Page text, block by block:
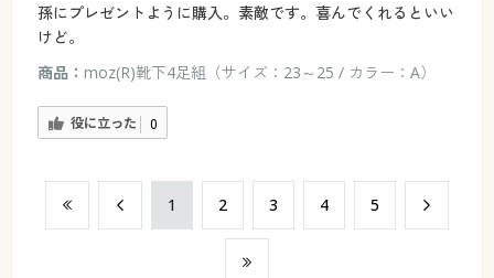
孫にプレゼントように購入。素敵です。喜んでくれるといい
けど。
商品： moz(R)靴下4足組（サイズ：23～25 / カラー：A）
役に立った 0
​1 ​2 ​3 ​4 ​5